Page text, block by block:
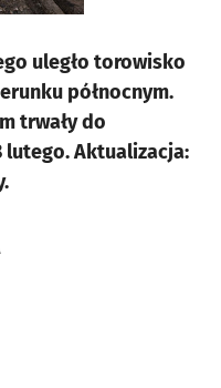
uległo torowisko
północnym.
trwały do
lutego. Aktualizacja: